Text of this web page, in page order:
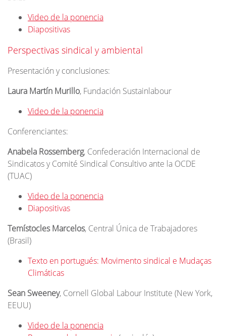
Video de la ponencia
Diapositivas
Perspectivas sindical y ambiental
Presentación y conclusiones:
Laura Martín Murillo, Fundación Sustainlabour
Video de la ponencia
Conferenciantes:
Anabela Rossemberg, Confederación Internacional de
Sindicatos y Comité Sindical Consultivo ante la OCDE
(TUAC)
Video de la ponencia
Diapositivas
Temístocles Marcelos, Central Única de Trabajadores
(Brasil)
Texto en portugués: Movimento sindical e Mudaças
Climáticas
Sean Sweeney, Cornell Global Labour Institute (New York,
EEUU)
Video de la ponencia